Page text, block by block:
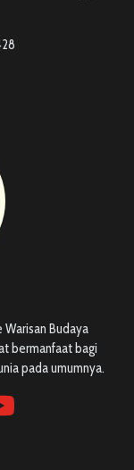
Warisan Budaya
bermanfaat bagi
pada umumnya.